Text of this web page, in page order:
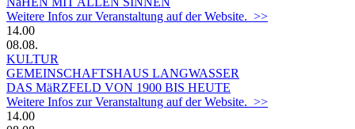
Weitere Infos zur Veranstaltung auf der Website. >>
14.00
08.08.
KULTUR
GEMEINSCHAFTSHAUS LANGWASSER
DAS MäRZFELD VON 1900 BIS HEUTE
Weitere Infos zur Veranstaltung auf der Website. >>
14.00